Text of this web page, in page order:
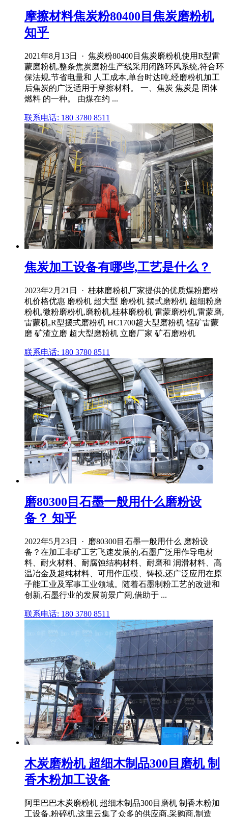
摩擦材料焦炭粉80400目焦炭磨粉机
知乎
2021年8月13日 · 焦炭粉80400目焦炭磨粉机使用R型雷
蒙磨粉机,整条焦炭磨粉生产线采用闭路环风系统,符合环
保法规,节省电量和 人工成本,单台时达吨,经磨粉机加工
后焦炭的广泛适用于摩擦材料。 一、焦炭 焦炭是 固体
燃料 的一种。 由煤在约 ...
联系电话: 180 3780 8511
焦炭加工设备有哪些,工艺是什么？
2023年2月21日 · 桂林磨粉机厂家提供的优质煤粉磨粉
机价格优惠 磨粉机 超大型 磨粉机 摆式磨粉机 超细粉磨
粉机,微粉磨粉机,磨粉机,桂林磨粉机 雷蒙磨粉机,雷蒙磨,
雷蒙机,R型摆式磨粉机 HC1700超大型磨粉机 锰矿雷蒙
磨 矿渣立磨 超大型磨粉机 立磨厂家 矿石磨粉机
联系电话: 180 3780 8511
磨80300目石墨一般用什么磨粉设
备？ 知乎
2022年5月23日 · 磨80300目石墨一般用什么 磨粉设
备？在加工非矿工艺飞速发展的,石墨广泛用作导电材
料、耐火材料、耐腐蚀结构材料、耐磨和 润滑材料、高
温冶金及超纯材料、可用作压模、铸模,还广泛应用在原
子能工业及军事工业领域。随着石墨制粉工艺的改进和
创新,石墨行业的发展前景广阔,借助于 ...
联系电话: 180 3780 8511
木炭磨粉机 超细木制品300目磨机 制
香木粉加工设备
阿里巴巴木炭磨粉机 超细木制品300目磨机 制香木粉加
工设备,粉碎机,这里云集了众多的供应商,采购商,制造